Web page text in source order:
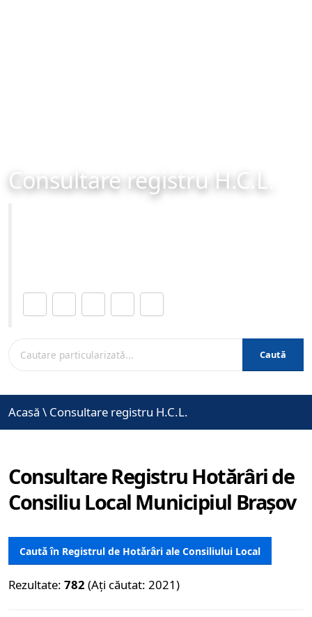
Consultare registru H.C.L.
Caută
Acasă \ Consultare registru H.C.L.
Consultare Registru Hotărâri de
Consiliu Local Municipiul Brașov
Caută în Registrul de Hotărâri ale Consiliului Local
Rezultate: 782 (Ați căutat: 2021)